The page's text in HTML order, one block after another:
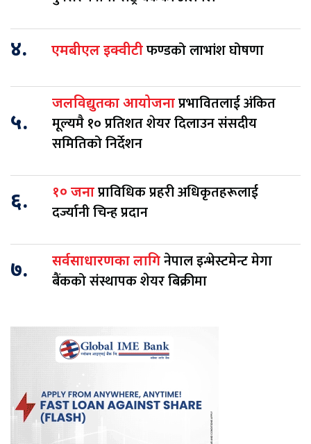
४. एमबीएल इक्वीटीफण्डको लाभांश घोषणा
५.
जलविद्युतका आयोजनाप्रभावितलाई अंकित
मूल्यमै १० प्रतिशत शेयर दिलाउन संसदीय
समितिको निर्देशन
६. १० जनाप्राविधिक प्रहरी अधिकृतहरूलाई
दर्ज्यानी चिन्ह प्रदान
७. सर्वसाधारणका लागिनेपाल इन्भेस्टमेन्ट मेगा
बैंकको संस्थापक शेयर बिक्रीमा